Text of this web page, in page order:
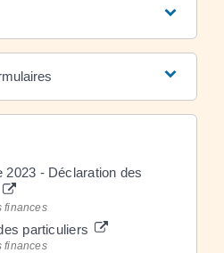
2023 - Déclaration des
finances
particuliers
finances